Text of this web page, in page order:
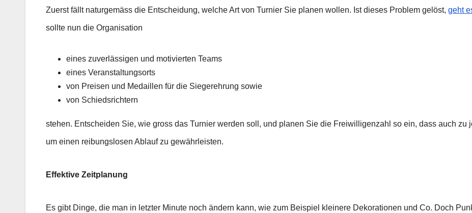
Zuerst fällt naturgemäss die Entscheidung, welche Art von Turnier Sie planen wollen. Ist dieses Problem gelöst, geht
sollte nun die Organisation
eines zuverlässigen und motivierten Teams
eines Veranstaltungsorts
von Preisen und Medaillen für die Siegerehrung sowie
von Schiedsrichtern
stehen. Entscheiden Sie, wie gross das Turnier werden soll, und planen Sie die Freiwilligenzahl so ein, dass auch zu
um einen reibungslosen Ablauf zu gewährleisten.
Effektive Zeitplanung
Es gibt Dinge, die man in letzter Minute noch ändern kann, wie zum Beispiel kleinere Dekorationen und Co. Doch